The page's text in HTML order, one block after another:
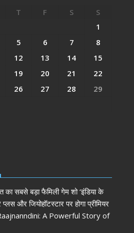
T F S
S
1
5 6 7
8
12 13 14
15
19 20 21
22
26 27 28
29
सबसे बड़ा फैमिली गेम शो ‘इंडिया के
और जियोहॉटस्टार पर होगा प्रीमियर
A Powerful Story of